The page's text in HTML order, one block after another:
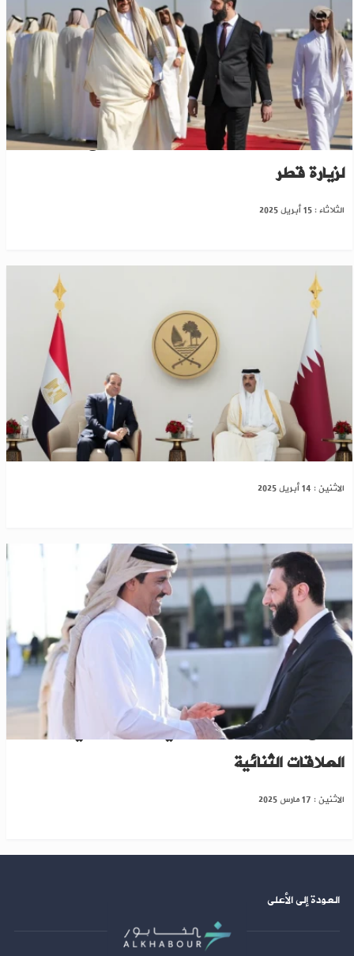
الرسمية الأولى منذ توليه السلطة..الشرع يتوجه
لزيارة قطر
الثلاثاء : 15 أبريل 2025
قطر ومصر تؤكدان أهمية الحفاظ على وحدة سوريا
الاثنين : 14 أبريل 2025
الشرع وأمير قطر يبحثان في اتصال هاتفي
العلاقات الثنائية
الاثنين : 17 مارس 2025
العودة إلى الأعلى